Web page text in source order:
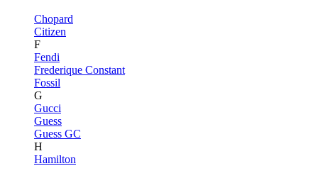
Chopard
Citizen
F
Fendi
Frederique Constant
Fossil
G
Gucci
Guess
Guess GC
H
Hamilton